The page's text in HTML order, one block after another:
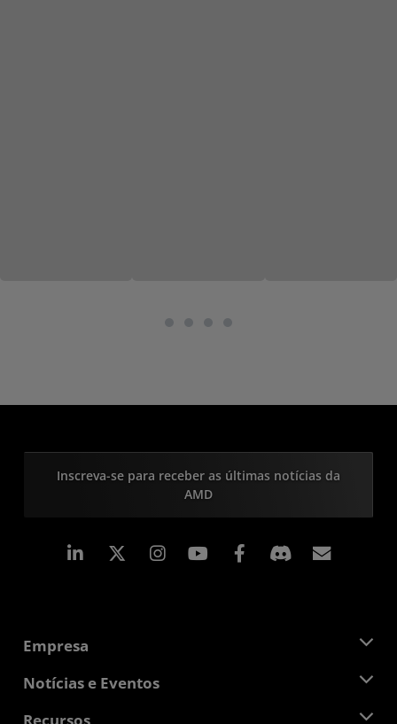
Inscreva-se para receber as últimas notícias da
AMD
Linkedin Instagram Facebook
Empresa
Sobre a AMD
Notícias e Eventos
Sala de Imprensa